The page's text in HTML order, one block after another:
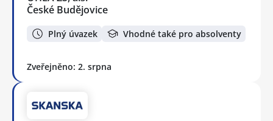
České Budějovice
Plný úvazek Vhodné také pro absolventy
Zveřejněno: 2. srpna